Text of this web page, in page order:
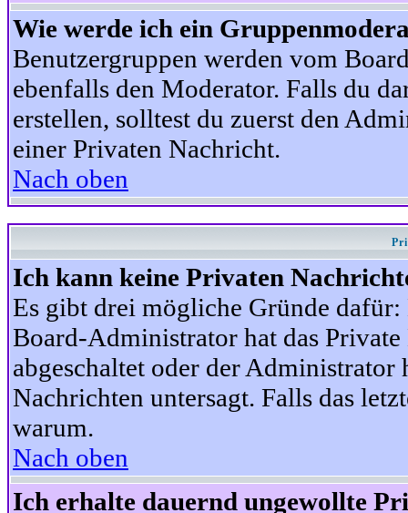
Wie werde ich ein
Benutzergruppen werden vom
ebenfalls den Moderator. Falls du
erstellen, solltest du zuerst den
einer Privaten Nachricht.
Nach oben
Ich kann keine Privaten
Es gibt drei mögliche Gründe
Board-Administrator hat das
abgeschaltet oder der
Nachrichten untersagt. Falls das
warum.
Nach oben
Ich erhalte dauernd ungewollte